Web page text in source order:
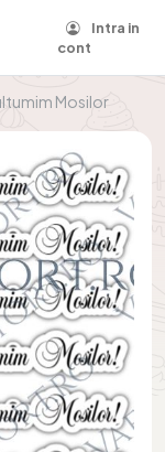
Intra in
cont
Mosilor